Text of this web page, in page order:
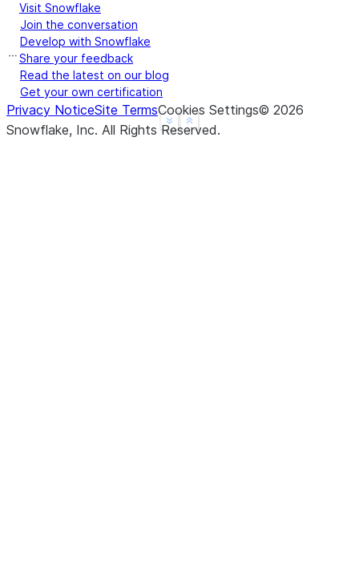
2000-01-01 00:03:00    12
2000-01-01 00:06:00    21
Freq: None, dtype: int64
Show less
See more
Visit Snowflake
Join the conversation
Develop with Snowflake
Share your feedback
Read the latest on our blog
Get your own certification
Privacy NoticeSite TermsCookies Settings© 2026
Snowflake, Inc. All Rights Reserved.